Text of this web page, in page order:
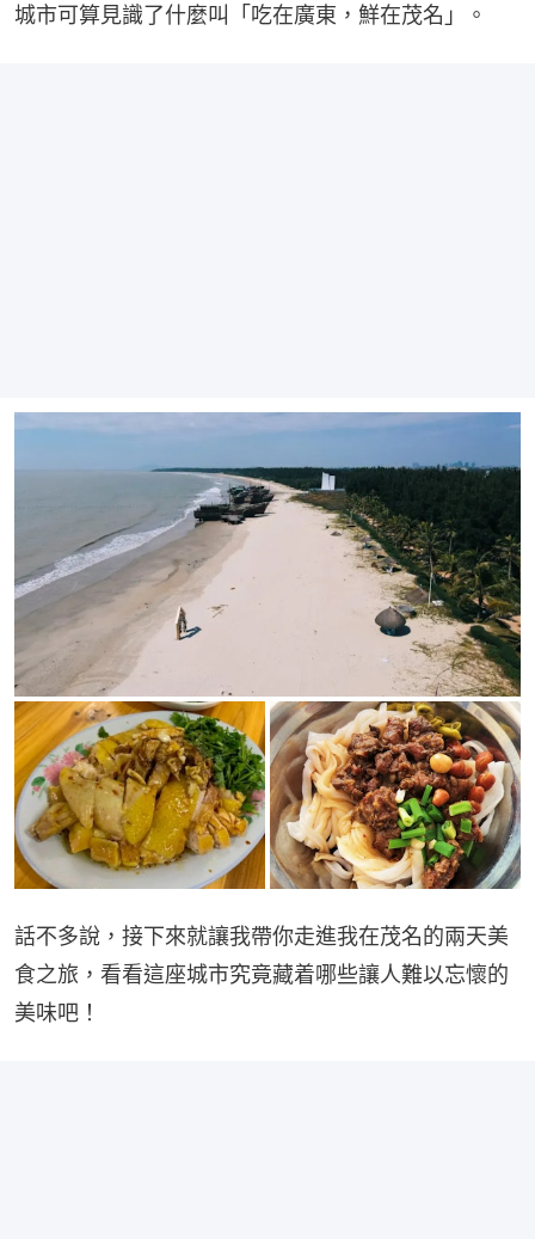
城市可算見識了什麼叫「吃在廣東，鮮在茂名」。
話不多說，接下來就讓我帶你走進我在茂名的兩天美
食之旅，看看這座城市究竟藏着哪些讓人難以忘懷的
美味吧！